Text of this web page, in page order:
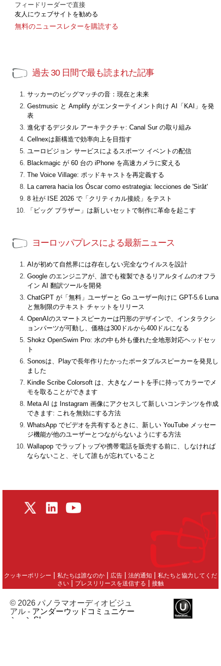
フィードリーダーで直接
友人にウェブサイトを勧める
無料のニュースレターを購読する
過去 30 日間で最も読まれた記事
サッカーのビッグマッチの音：現在と未来
Gestmusic と Amplify がエンターテイメント向け AI「KAI」を発
表
進化するデジタル アーキテクチャ: Canal Sur の取り組み
Cellnexは新構造で効率向上を目指す
ユーロビジョン サービスによるスポーツ イベントの配信
Blackmagic が 60 台の iPhone を高速カメラに変える
The Voice Village: ポッドキャストを再定義する
La carrera hacia los Óscar como estrategia: lecciones de 'Sirât'
8 社が ISE 2026 で「クリティカル接続」をテスト
「ビッグ ブラザー」は新しいセットで制作に革命を起こす
ヨーロッパプレスによる最新ニュース
AIが初めて自然界には存在しない完全なウイルスを設計
Google のエンジニアが、誰でも複製できるリアルタイムのオフラ
イン AI 翻訳ツールを開発
ChatGPT が「無料」ユーザーと Go ユーザー向けに GPT-5.6 Luna
と無制限のテキスト チャットをリリース
OpenAIのスマートスピーカーは円形のデザインで、インタラクシ
ョンパーツが可動し、価格は300ドルから400ドルになる
Shokz OpenSwim Pro: 水の中も外も優れた全地形対応ヘッドセッ
ト
Sonosは、Playで長年作りたかったポータブルスピーカーを発見し
ました
Kindle Scribe Colorsoft は、大きなノートを手に持ってカラーでメ
モを取ることができます
Meta AI は Instagram 画像にアクセスして新しいコンテンツを作成
できます: これを無効にする方法
WhatsApp でビデオを共有するときに、新しい YouTube メッセー
ジ機能が他のユーザーとつながらないようにする方法
Wallapop でラップトップや携帯電話を販売する前に、しなければ
ならないこと、そして誰もが忘れていること
クッキーポリシー | 私たちは誰なのか | 広告 | 法的通知 | 私たちと協力してくだ
さい | プレスリリースを送信する | 接触
© 2026 パノラマオーディオビジュ
アル - アンダーウッドコミュニケー
ションSL